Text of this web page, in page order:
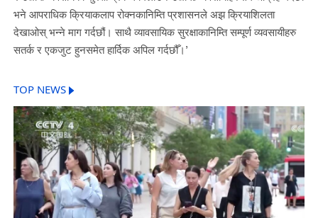
भने आपराधिक क्रियाकलाप रोक्नकानिम्ति प्रशासनले अझ क्रियाशिलता
देखाओस् भन्ने माग गर्दछौं। साथै व्यावसायिक सुरक्षाकानिम्ति सम्पूर्ण व्यवसायीहरु
सतर्क र एकजुट हुनसमेत हार्दिक अपिल गर्दछौँ।’
TOP NEWS